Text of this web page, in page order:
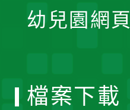
幼兒園網頁
檔案下載